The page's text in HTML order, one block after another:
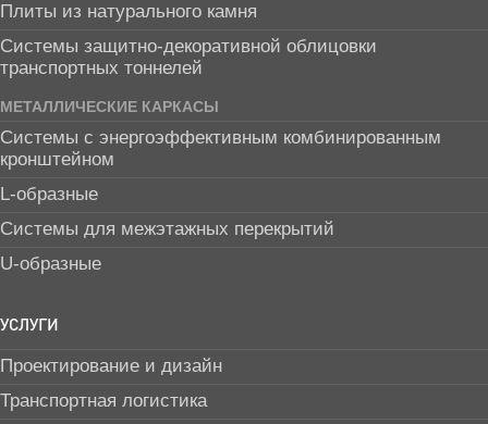
Плиты из натурального камня
Системы защитно-декоративной облицовки
транспортных тоннелей
МЕТАЛЛИЧЕСКИЕ КАРКАСЫ
Системы с энергоэффективным комбинированным
кронштейном
L-образные
Системы для межэтажных перекрытий
U-образные
УСЛУГИ
Проектирование и дизайн
Транспортная логистика